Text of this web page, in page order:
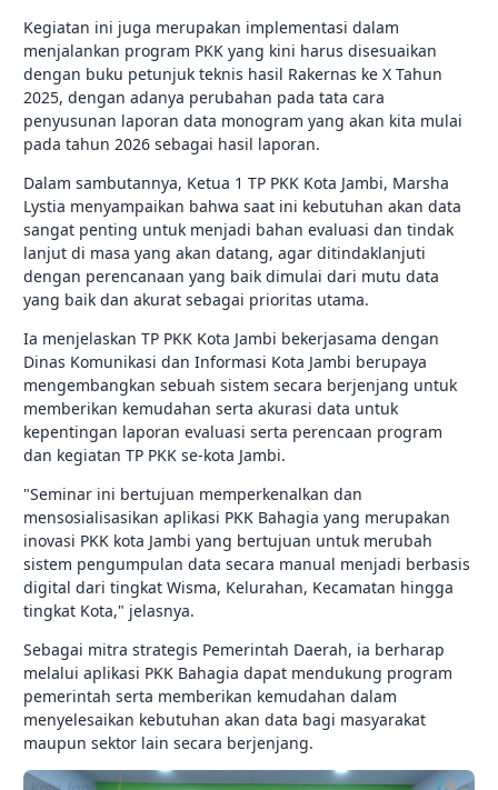
Kegiatan ini juga merupakan implementasi dalam
menjalankan program PKK yang kini harus disesuaikan
dengan buku petunjuk teknis hasil Rakernas ke X Tahun
2025, dengan adanya perubahan pada tata cara
penyusunan laporan data monogram yang akan kita mulai
pada tahun 2026 sebagai hasil laporan.
Dalam sambutannya, Ketua 1 TP PKK Kota Jambi, Marsha
Lystia menyampaikan bahwa saat ini kebutuhan akan data
sangat penting untuk menjadi bahan evaluasi dan tindak
lanjut di masa yang akan datang, agar ditindaklanjuti
dengan perencanaan yang baik dimulai dari mutu data
yang baik dan akurat sebagai prioritas utama.
Ia menjelaskan TP PKK Kota Jambi bekerjasama dengan
Dinas Komunikasi dan Informasi Kota Jambi berupaya
mengembangkan sebuah sistem secara berjenjang untuk
memberikan kemudahan serta akurasi data untuk
kepentingan laporan evaluasi serta perencaan program
dan kegiatan TP PKK se-kota Jambi.
"Seminar ini bertujuan memperkenalkan dan
mensosialisasikan aplikasi PKK Bahagia yang merupakan
inovasi PKK kota Jambi yang bertujuan untuk merubah
sistem pengumpulan data secara manual menjadi berbasis
digital dari tingkat Wisma, Kelurahan, Kecamatan hingga
tingkat Kota," jelasnya.
Sebagai mitra strategis Pemerintah Daerah, ia berharap
melalui aplikasi PKK Bahagia dapat mendukung program
pemerintah serta memberikan kemudahan dalam
menyelesaikan kebutuhan akan data bagi masyarakat
maupun sektor lain secara berjenjang.